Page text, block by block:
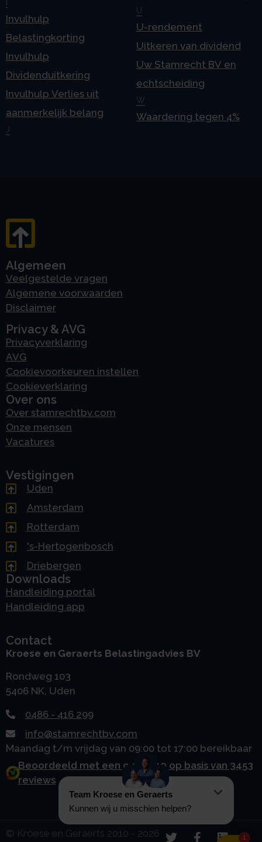
Invulhulp
Belastingkorting
Invulhulp
Dividenduitkering
Invulhulp Verlies uit
aanmerkelijk belang
U
U-rendement
Uitkeren van dividend
Uw Stamrecht BV en
echtscheiding
W
Waardering tegen 4%
Algemeen
Veelgestelde vragen
Algemene voorwaarden
Disclaimer
Privacy & AVG
Privacyverklaring
AVG
Cookievoorkeuren instellen
Cookieverklaring
Over ons
Over stamrechtbv.com
Onze mensen
Vacatures
Vestigingen
Uden
Amsterdam
Rotterdam
's-Hertogenbosch
Driebergen
Downloads
Handleiding portal
Handleiding app
Contact
Kroese en Geraerts Belastingadvies BV
Rondweg 103
5406 NK, Uden
0486 - 416 299
info@stamrechtbv.com
Maandag t/m vrijdag van 09:00 tot 17:00 bereikbaar
Beoordeeld met een 9.0 uit 10 op basis van 3453
reviews
© Kroese en Geraerts 2010 - 2026